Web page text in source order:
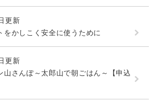
更新
をかしこく安全に使うために
更新
山さんぽ～太郎山で朝ごはん～【申込